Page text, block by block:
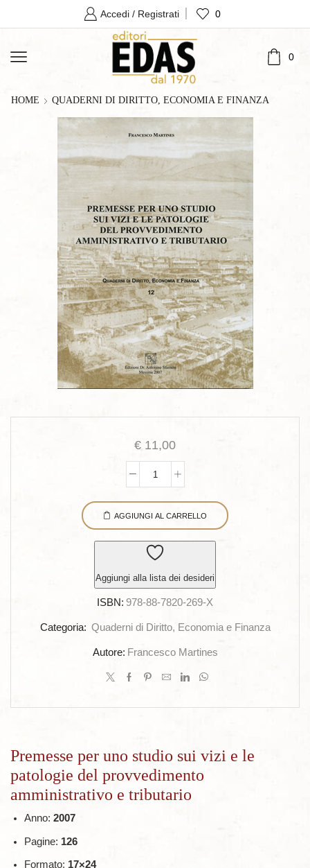
Accedi / Registrati 0
0
HOME QUADERNI DI DIRITTO, ECONOMIA E FINANZA
€ 11,00
Premesse
per
uno
sui
vizi
e
le
patologie
amministrativo
AGGIUNGI AL CARRELLO
Aggiungi alla lista dei desideri
ISBN: 978-88-7820-269-X
Categoria: Quaderni di Diritto, Economia e Finanza
Autore: Francesco Martines
Premesse per uno studio sui vizi e le
patologie del provvedimento
amministrativo e tributario
Anno: 2007
Pagine: 126
Formato: 17×24